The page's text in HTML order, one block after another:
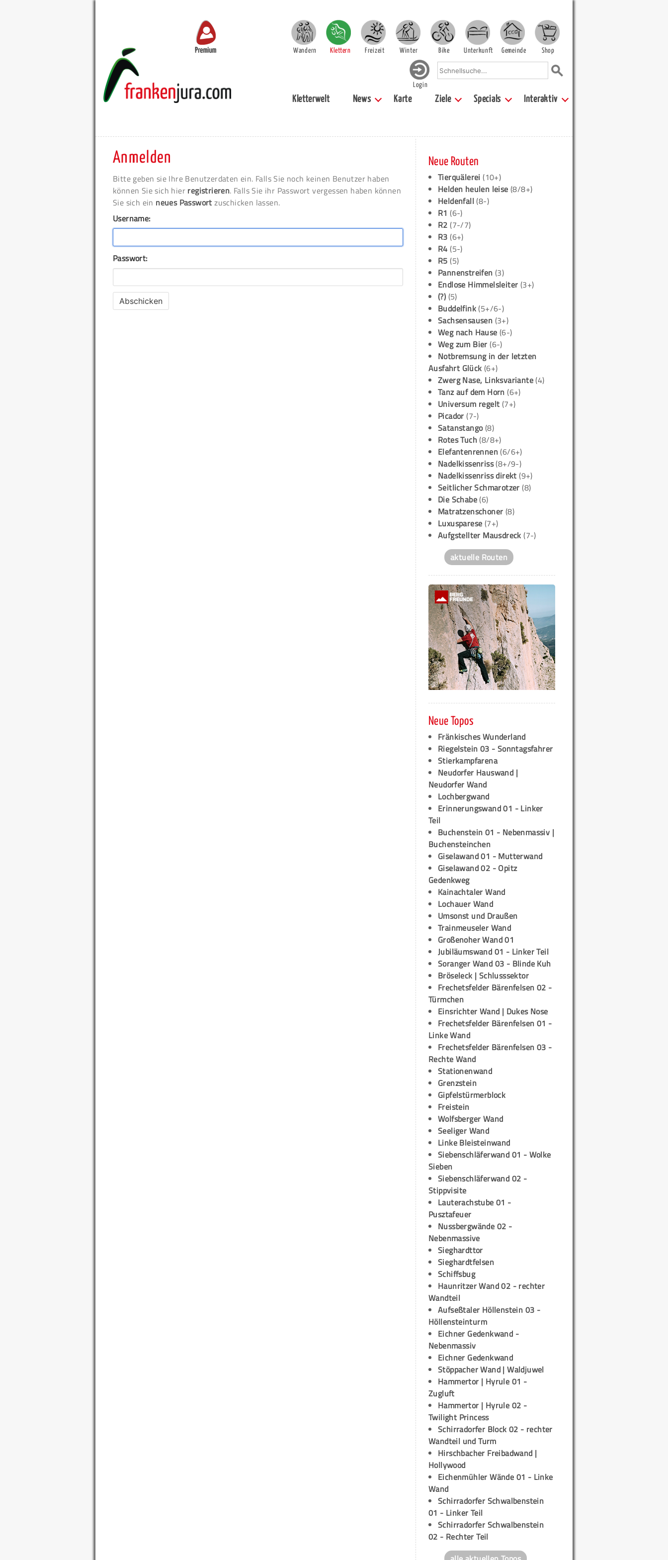
Premium Wandern Klettern Freizeit Winter Bike Unterkunft Gemeinde Shop
Login
Kletterwelt News Karte Ziele Specials Interaktiv
Anmelden
Bitte geben sie Ihre Benutzerdaten ein. Falls Sie noch keinen Benutzer haben
können Sie sich hier registrieren. Falls Sie ihr Passwort vergessen haben können
Sie sich ein neues Passwort zuschicken lassen.
Username:
Passwort:
Neue Routen
Tierquälerei (10+)
Helden heulen leise(8/8+)
Heldenfall(8-)
R1 (6-)
R2 (7-/7)
R3 (6+)
R4 (5-)
R5 (5)
Pannenstreifen (3)
Endlose Himmelsleiter (3+)
(?) (5)
Buddelfink(5+/6-)
Sachsensausen (3+)
Weg nach Hause (6-)
Weg zum Bier (6-)
Notbremsung in der letzten
Ausfahrt Glück (6+)
Zwerg Nase, Linksvariante(4)
Tanz auf dem Horn (6+)
Universum regelt (7+)
Picador (7-)
Satanstango(8)
Rotes Tuch(8/8+)
Elefantenrennen(6/6+)
Nadelkissenriss(8+/9-)
Nadelkissenriss direkt (9+)
Seitlicher Schmarotzer (8)
Die Schabe(6)
Matratzenschoner (8)
Luxusparese (7+)
Aufgstellter Mausdreck (7-)
aktuelle Routen
Neue Topos
Fränkisches Wunderland
Riegelstein 03 - Sonntagsfahrer
Stierkampfarena
Neudorfer Hauswand |
Neudorfer Wand
Lochbergwand
Erinnerungswand 01 - Linker
Teil
Buchenstein 01 - Nebenmassiv |
Buchensteinchen
Giselawand 01 - Mutterwand
Giselawand 02 - Opitz
Gedenkweg
Kainachtaler Wand
Lochauer Wand
Umsonst und Draußen
Trainmeuseler Wand
Großenoher Wand 01
Jubiläumswand 01 - Linker Teil
Soranger Wand 03 - Blinde Kuh
Bröseleck | Schlusssektor
Frechetsfelder Bärenfelsen 02 -
Türmchen
Einsrichter Wand | Dukes Nose
Frechetsfelder Bärenfelsen 01 -
Linke Wand
Frechetsfelder Bärenfelsen 03 -
Rechte Wand
Stationenwand
Grenzstein
Gipfelstürmerblock
Freistein
Wolfsberger Wand
Seeliger Wand
Linke Bleisteinwand
Siebenschläferwand 01 - Wolke
Sieben
Siebenschläferwand 02 -
Stippvisite
Lauterachstube 01 -
Pusztafeuer
Nussbergwände 02 -
Nebenmassive
Sieghardttor
Sieghardtfelsen
Schiffsbug
Haunritzer Wand 02 - rechter
Wandteil
Aufseßtaler Höllenstein 03 -
Höllensteinturm
Eichner Gedenkwand -
Nebenmassiv
Eichner Gedenkwand
Stöppacher Wand | Waldjuwel
Hammertor | Hyrule 01 -
Zugluft
Hammertor | Hyrule 02 -
Twilight Princess
Schirradorfer Block 02 - rechter
Wandteil und Turm
Hirschbacher Freibadwand |
Hollywood
Eichenmühler Wände 01 - Linke
Wand
Schirradorfer Schwalbenstein
01 - Linker Teil
Schirradorfer Schwalbenstein
02 - Rechter Teil